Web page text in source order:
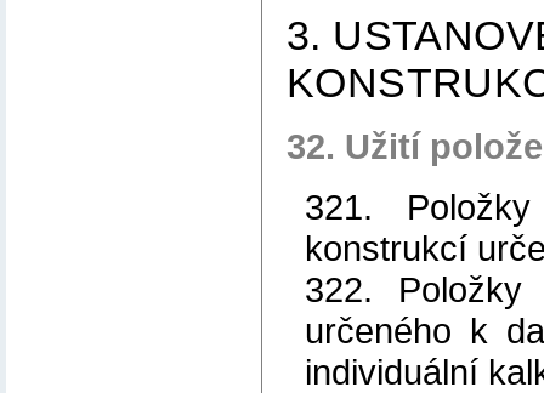
3.
32. Užití
321.
konstrukcí
322.
určeného k
individuální